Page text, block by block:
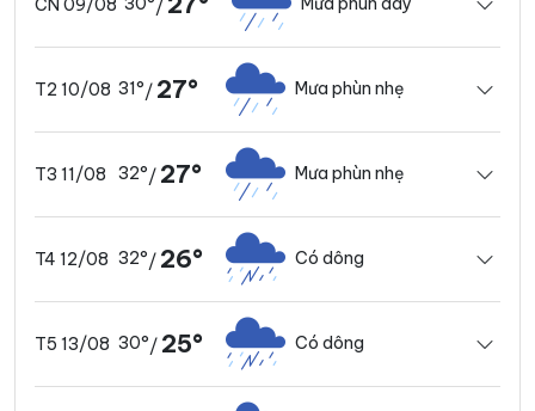
CN 09/08 /
T2 10/08 31°/ 27° Mưa phùn nhẹ
T3 11/08 32°/ 27° Mưa phùn nhẹ
T4 12/08 32°/ 26° Có dông
T5 13/08 30°/ 25° Có dông